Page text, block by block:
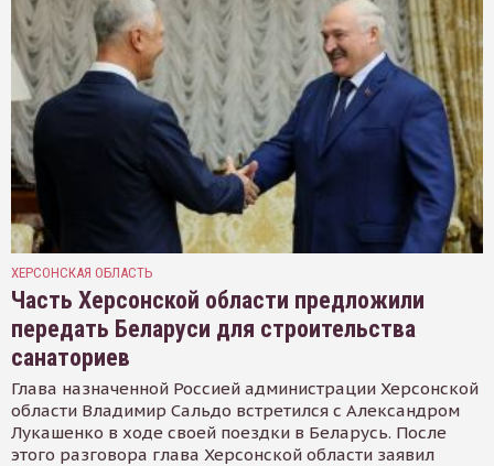
ХЕРСОНСКАЯ ОБЛАСТЬ
Часть Херсонской области предложили
передать Беларуси для строительства
санаториев
Глава назначенной Россией администрации Херсонской
области Владимир Сальдо встретился с Александром
Лукашенко в ходе своей поездки в Беларусь. После
этого разговора глава Херсонской области заявил